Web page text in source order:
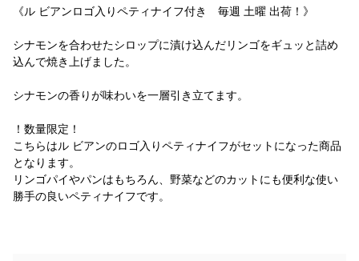
《ル ビアンロゴ入りペティナイフ付き 毎週 土曜 出荷！》
シナモンを合わせたシロップに漬け込んだリンゴをギュッと詰め
込んで焼き上げました。
シナモンの香りが味わいを一層引き立てます。
！数量限定！
こちらはル ビアンのロゴ入りペティナイフがセットになった商品
となります。
リンゴパイやパンはもちろん、野菜などのカットにも便利な使い
勝手の良いペティナイフです。